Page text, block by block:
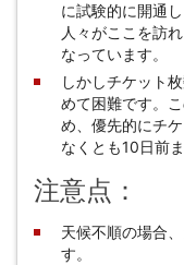
に試験的に開通
人々がここを訪
なっています。
しかしチケット
めて困難です。
め、優先的にチ
なくとも10日前
注意点：
天候不順の場合
す。